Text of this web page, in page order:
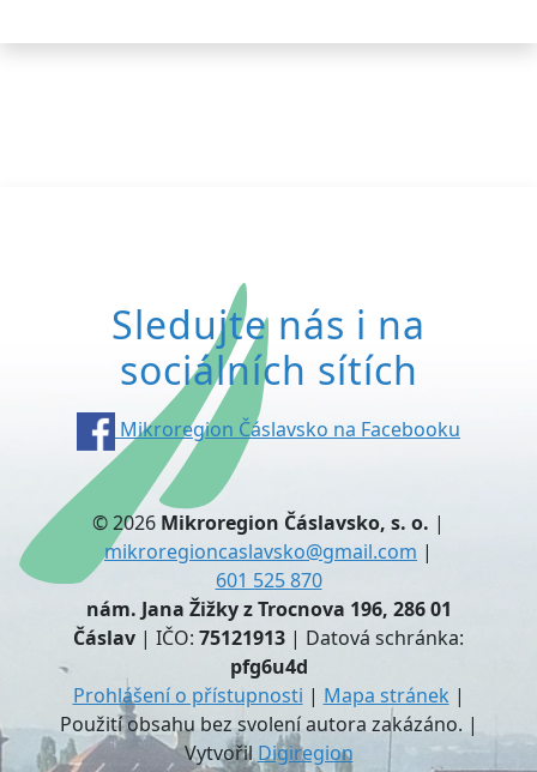
Sledujte nás i na
sociálních sítích
Mikroregion Čáslavsko na Facebooku
© 2026 Mikroregion Čáslavsko, s. o. |
mikroregioncaslavsko@gmail.com |
601 525 870
nám. Jana Žižky z Trocnova 196, 286 01
Čáslav | IČO: 75121913 | Datová schránka:
pfg6u4d
Prohlášení o přístupnosti | Mapa stránek |
Použití obsahu bez svolení autora zakázáno. |
Vytvořil Digiregion